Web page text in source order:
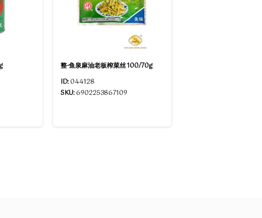
整-鱼泉麻油老板榨菜丝 100/70g
ID:044128
SKU:6902253867109